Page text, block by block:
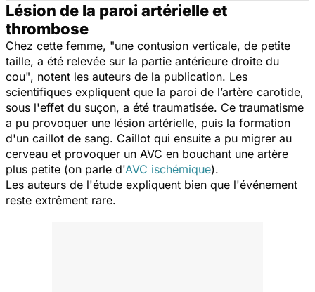
Lésion de la paroi artérielle et
thrombose
Chez cette femme, "une contusion verticale, de petite
taille, a été relevée sur la partie antérieure droite du
cou", notent les auteurs de la publication. Les
scientifiques expliquent que la paroi de l’artère carotide,
sous l'effet du suçon, a été traumatisée. Ce traumatisme
a pu provoquer une lésion artérielle, puis la formation
d'un caillot de sang. Caillot qui ensuite a pu migrer au
cerveau et provoquer un AVC en bouchant une artère
plus petite (on parle d'AVC ischémique).
Les auteurs de l'étude expliquent bien que l'événement
reste extrêment rare.